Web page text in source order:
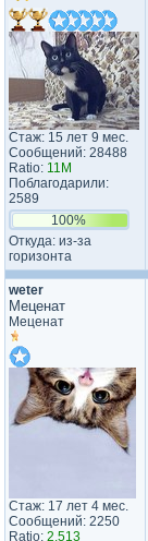
Стаж: 15 лет 9 мес.
Сообщений: 28488
Ratio: 11M
Поблагодарили:
2589
100%
Откуда: из-за
горизонта
weter
Меценат
Меценат
Стаж: 17 лет 4 мес.
Сообщений: 2250
Ratio: 2.513